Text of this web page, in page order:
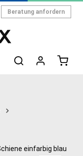
Beratung anfordern